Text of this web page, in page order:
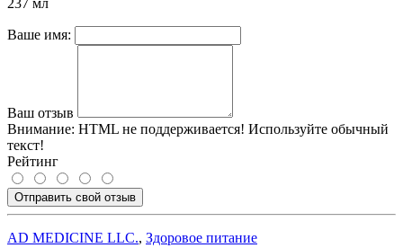
Ваше имя:
Ваш отзыв
Внимание: HTML не поддерживается! Используйте обычный
текст!
Рейтинг
Отправить свой отзыв
AD MEDICINE LLC., Здоровое питание